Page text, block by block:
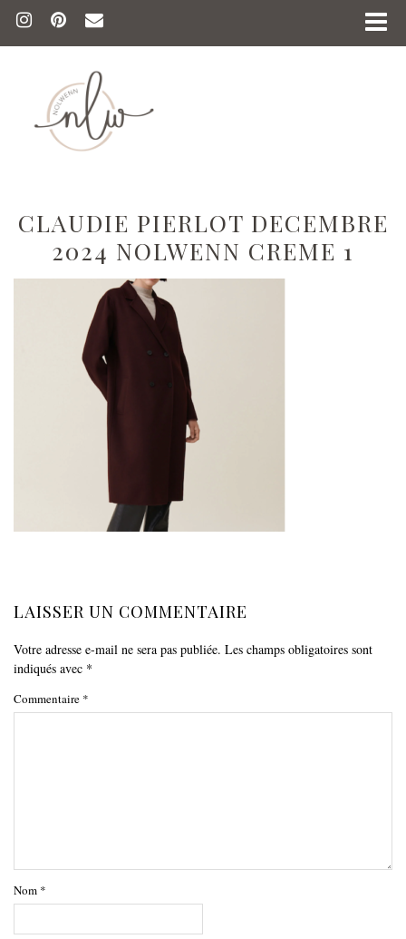
CLAUDIE PIERLOT DECEMBRE
2024 NOLWENN CREME 1
LAISSER UN COMMENTAIRE
Votre adresse e-mail ne sera pas publiée. Les champs obligatoires sont
indiqués avec *
Commentaire *
Nom *